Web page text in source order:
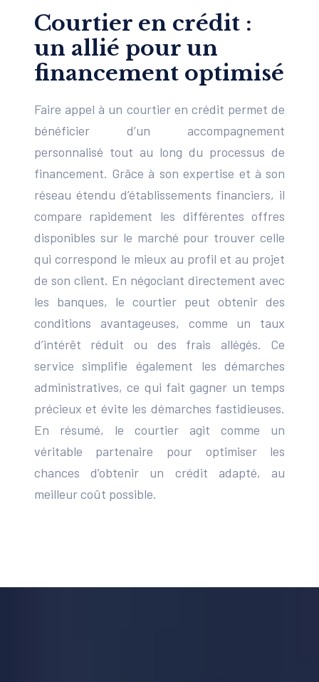
Courtier en crédit :
un allié pour un
financement optimisé
Faire appel à un courtier en crédit permet de
bénéficier d’un accompagnement
personnalisé tout au long du processus de
financement. Grâce à son expertise et à son
réseau étendu d’établissements financiers, il
compare rapidement les différentes offres
disponibles sur le marché pour trouver celle
qui correspond le mieux au profil et au projet
de son client. En négociant directement avec
les banques, le courtier peut obtenir des
conditions avantageuses, comme un taux
d’intérêt réduit ou des frais allégés. Ce
service simplifie également les démarches
administratives, ce qui fait gagner un temps
précieux et évite les démarches fastidieuses.
En résumé, le courtier agit comme un
véritable partenaire pour optimiser les
chances d’obtenir un crédit adapté, au
meilleur coût possible.